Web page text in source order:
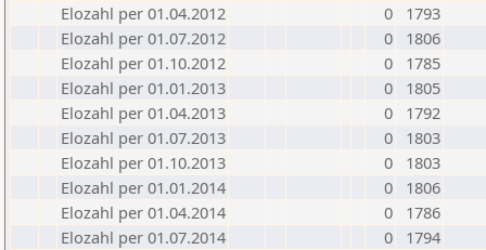
Elozahl per 01.04.2012
0
1793
Elozahl per 01.07.2012
0
1806
Elozahl per 01.10.2012
0
1785
Elozahl per 01.01.2013
0
1805
Elozahl per 01.04.2013
0
1792
Elozahl per 01.07.2013
0
1803
Elozahl per 01.10.2013
0
1803
Elozahl per 01.01.2014
0
1806
Elozahl per 01.04.2014
0
1786
Elozahl per 01.07.2014
0
1794